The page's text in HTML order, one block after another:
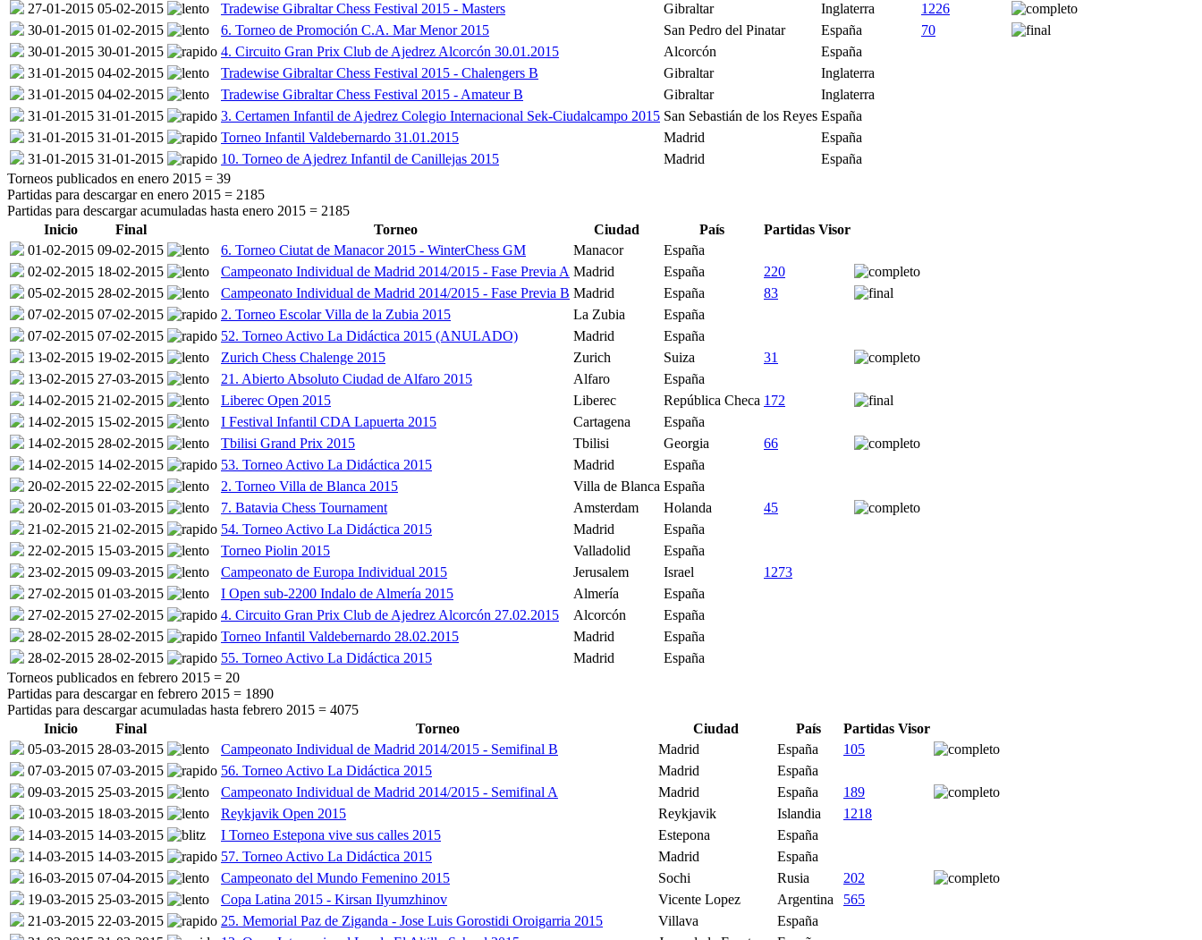
27-01-2015 05-02-2015 Tradewise Gibraltar Chess Festival 2015 - Masters Gibraltar Inglaterra
1226
30-01-2015 01-02-2015 6. Torneo de Promoción C.A. Mar Menor 2015 San Pedro del Pinatar España
70
30-01-2015 30-01-2015 4. Circuito Gran Prix Club de Ajedrez Alcorcón 30.01.2015 Alcorcón
España
31-01-2015 04-02-2015 Tradewise Gibraltar Chess Festival 2015 - Chalengers B Gibraltar
Inglaterra
31-01-2015 04-02-2015 Tradewise Gibraltar Chess Festival 2015 - Amateur B Gibraltar
Inglaterra
31-01-2015 31-01-2015 3. Certamen Infantil de Ajedrez Colegio Internacional Sek-Ciudalcampo 2015 San Sebastián de los Reyes España
31-01-2015 31-01-2015 Torneo Infantil Valdebernardo 31.01.2015 Madrid
España
31-01-2015 31-01-2015 10. Torneo de Ajedrez Infantil de Canillejas 2015 Madrid
España
Torneos publicados en enero 2015 = 39
Partidas para descargar en enero 2015 = 2185
Partidas para descargar acumuladas hasta enero 2015 = 2185
Inicio
Final Torneo Ciudad País Partidas Visor
01-02-2015 09-02-2015 6. Torneo Ciutat de Manacor 2015 - WinterChess GM Manacor
España
02-02-2015 18-02-2015 Campeonato Individual de Madrid 2014/2015 - Fase Previa A Madrid España
220
05-02-2015 28-02-2015 Campeonato Individual de Madrid 2014/2015 - Fase Previa B Madrid España
83
07-02-2015 07-02-2015 2. Torneo Escolar Villa de la Zubia 2015 La Zubia
España
07-02-2015 07-02-2015 52. Torneo Activo La Didáctica 2015 (ANULADO) Madrid
España
13-02-2015 19-02-2015 Zurich Chess Chalenge 2015 Zurich Suiza
31
13-02-2015 27-03-2015 21. Abierto Absoluto Ciudad de Alfaro 2015 Alfaro
España
14-02-2015 21-02-2015 Liberec Open 2015 Liberec República Checa 172
14-02-2015 15-02-2015 I Festival Infantil CDA Lapuerta 2015 Cartagena
España
14-02-2015 28-02-2015 Tbilisi Grand Prix 2015 Tbilisi Georgia
66
14-02-2015 14-02-2015 53. Torneo Activo La Didáctica 2015 Madrid
España
20-02-2015 22-02-2015 2. Torneo Villa de Blanca 2015 Villa de Blanca España
20-02-2015 01-03-2015 7. Batavia Chess Tournament Amsterdam Holanda
45
21-02-2015 21-02-2015 54. Torneo Activo La Didáctica 2015 Madrid
España
22-02-2015 15-03-2015 Torneo Piolin 2015 Valladolid
España
23-02-2015 09-03-2015 Campeonato de Europa Individual 2015 Jerusalem Israel
1273
27-02-2015 01-03-2015 I Open sub-2200 Indalo de Almería 2015 Almería
España
27-02-2015 27-02-2015 4. Circuito Gran Prix Club de Ajedrez Alcorcón 27.02.2015 Alcorcón
España
28-02-2015 28-02-2015 Torneo Infantil Valdebernardo 28.02.2015 Madrid
España
28-02-2015 28-02-2015 55. Torneo Activo La Didáctica 2015 Madrid
España
Torneos publicados en febrero 2015 = 20
Partidas para descargar en febrero 2015 = 1890
Partidas para descargar acumuladas hasta febrero 2015 = 4075
Inicio
Final Torneo Ciudad País Partidas Visor
05-03-2015 28-03-2015 Campeonato Individual de Madrid 2014/2015 - Semifinal B Madrid España
105
07-03-2015 07-03-2015 56. Torneo Activo La Didáctica 2015 Madrid
España
09-03-2015 25-03-2015 Campeonato Individual de Madrid 2014/2015 - Semifinal A Madrid España
189
10-03-2015 18-03-2015 Reykjavik Open 2015 Reykjavik Islandia
1218
14-03-2015 14-03-2015 I Torneo Estepona vive sus calles 2015 Estepona
España
14-03-2015 14-03-2015 57. Torneo Activo La Didáctica 2015 Madrid
España
16-03-2015 07-04-2015 Campeonato del Mundo Femenino 2015 Sochi Rusia
202
19-03-2015 25-03-2015 Copa Latina 2015 - Kirsan Ilyumzhinov Vicente Lopez Argentina
565
21-03-2015 22-03-2015 25. Memorial Paz de Ziganda - Jose Luis Gorostidi Oroigarria 2015 Villava
España